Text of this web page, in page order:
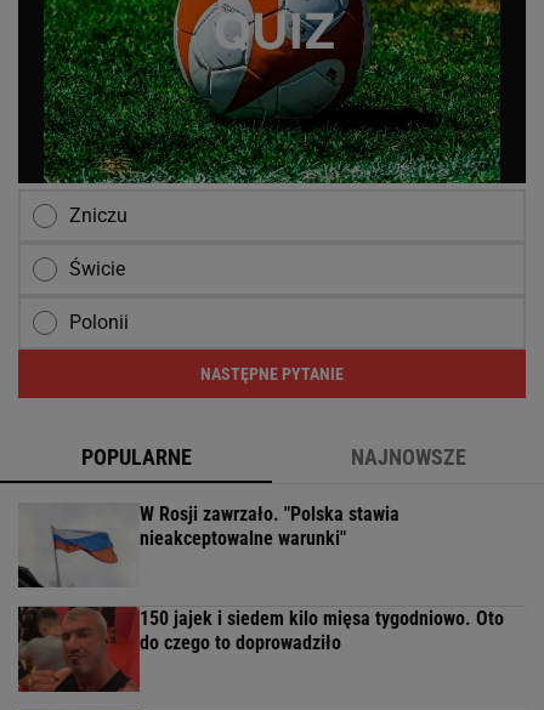
Zniczu
Świcie
Polonii
NASTĘPNE PYTANIE
POPULARNE NAJNOWSZE
W Rosji zawrzało. "Polska stawia
nieakceptowalne warunki"
150 jajek i siedem kilo mięsa tygodniowo. Oto
do czego to doprowadziło